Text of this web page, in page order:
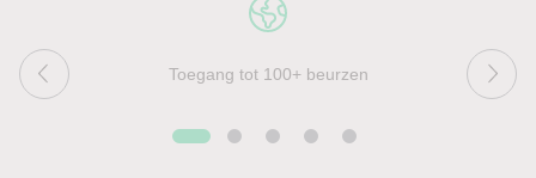
Toegang tot 100+ beurzen